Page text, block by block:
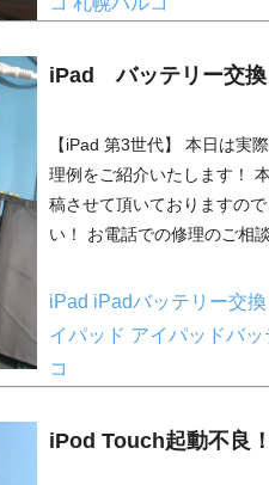
iPad バッテリー交換
【iPad 第3世代】 本日は実
理例をご紹介いたします！
稿させて頂いておりますの
い！ お電話での修理のご相
iPad iPadバッテリー交換
イパッド アイパッドバ
コ
iPod Touch起動不良！